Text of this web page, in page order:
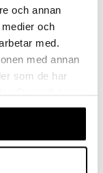
och annan
och
med.
med annan
som de har
vår webbplats.
Original Source Tingly Mint & Teatree Shower